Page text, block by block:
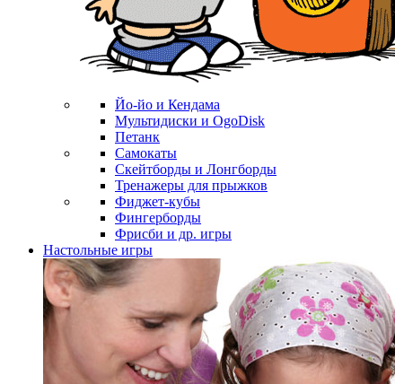
Йо-йо и Кендама
Мультидиски и OgoDisk
Петанк
Самокаты
Скейтборды и Лонгборды
Тренажеры для прыжков
Фиджет-кубы
Фингерборды
Фрисби и др. игры
Настольные игры